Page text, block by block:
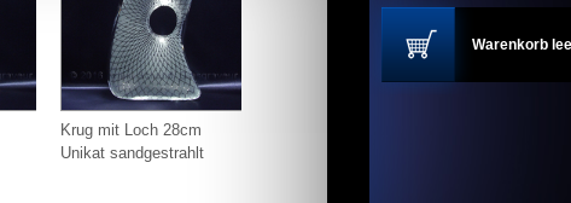
Warenkorb
Krug mit Loch 28cm
Unikat sandgestrahlt